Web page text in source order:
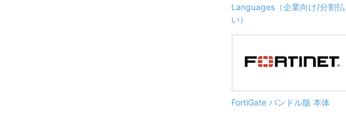
Languages（企業向け/分割払
い）
FortiGate バンドル版 本体